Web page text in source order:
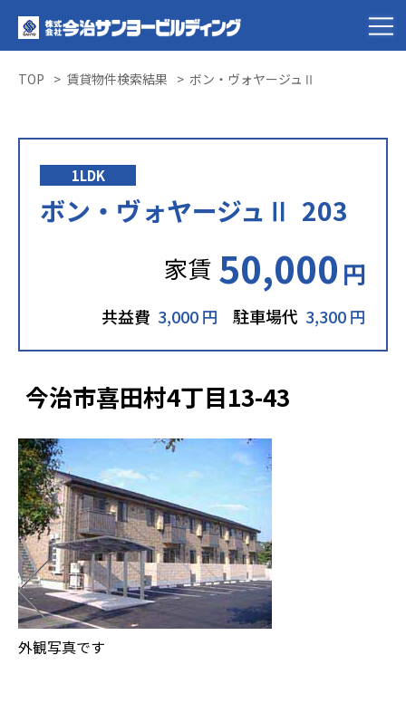
TOP 賃貸物件検索結果 ボン・ヴォヤージュⅡ
1LDK
ボン・ヴォヤージュⅡ 203
家賃 50,000 円
共益費 3,000 円 駐車場代 3,300 円
今治市喜田村4丁目13-43
外観写真です